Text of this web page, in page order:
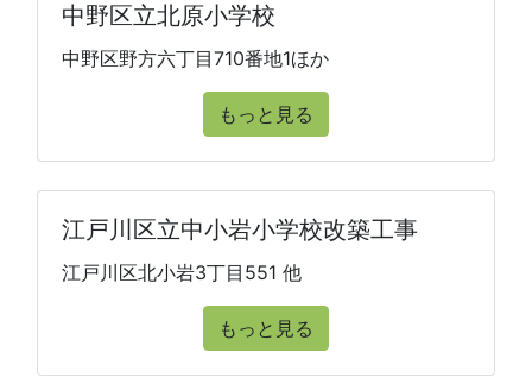
中野区立北原小学校
中野区野方六丁目710番地1ほか
もっと見る
江戸川区立中小岩小学校改築工事
江戸川区北小岩3丁目551 他
もっと見る